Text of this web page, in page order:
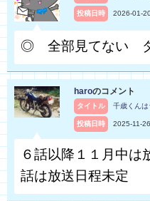
投稿日時 2026-01-
◎ 全部見てない ダ
haroのコメント
タイトル 千歳くん
投稿日時 2025-11-
６話以降１１月中
話は放送日程未定